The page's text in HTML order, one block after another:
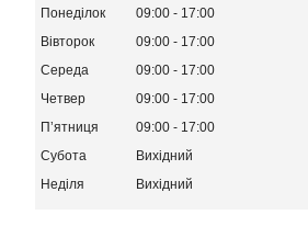
Понеділок 09:00
17:00
Вівторок
09:00
17:00
Середа
09:00
17:00
Четвер
09:00
17:00
Пʼятниця
09:00
17:00
Субота
Вихідний
Неділя
Вихідний